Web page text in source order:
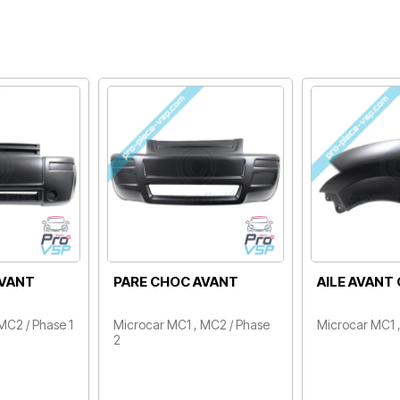
GAUCHE
, MC2
AILE AVANT DROITE
Microcar MC1 , MC2